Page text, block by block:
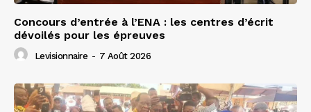
Concours d’entrée à l’ENA : les centres d’écrit
dévoilés pour les épreuves
Levisionnaire - 7 Août 2026